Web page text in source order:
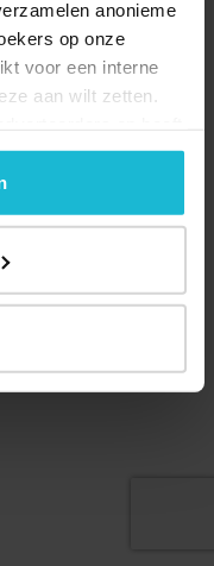
anonieme
op onze
voor een interne
aan wilt zetten.
deze cookies via